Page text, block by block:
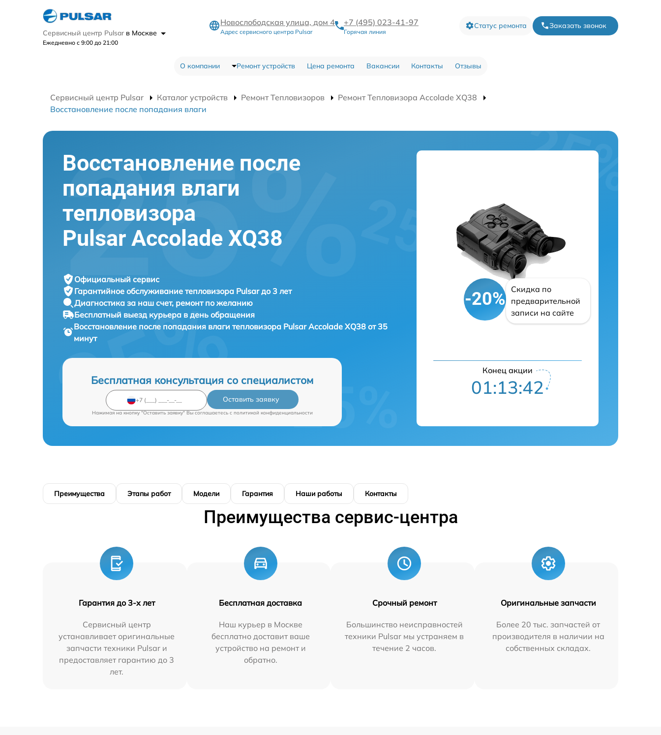
Сервисный центр Pulsar в Москве
Ежедневно с 9:00 до 21:00
Новослободская улица, дом 4
Адрес сервисного центра Pulsar
+7 (495) 023-41-97
Горячая линия
Статус ремонта Заказать звонок
О компании Ремонт устройств Цена ремонта Вакансии Контакты Отзывы
Сервисный центр Pulsar Каталог устройств Ремонт Тепловизоров
Ремонт Тепловизора Accolade XQ38
Восстановление после попадания влаги
Восстановление после
попадания влаги
тепловизора
Pulsar Accolade XQ38
Официальный сервис
Гарантийное обслуживание тепловизора Pulsar до 3 лет
Диагностика за наш счет, ремонт по желанию
Бесплатный выезд курьера в день обращения
Восстановление после попадания влаги тепловизора Pulsar Accolade XQ38 от 35
минут
Бесплатная консультация со специалистом
Оставить заявку
Нажимая на кнопку "Оставить заявку" Вы соглашаетесь c политикой конфиденциальности
-20%
Скидка по
предварительной
записи на сайте
Конец акции
01:13:41
Преимущества Этапы работ Модели Гарантия Наши работы Контакты
Преимущества сервис-центра
Гарантия до 3-х лет
Сервисный центр
устанавливает оригинальные
запчасти техники Pulsar и
предоставляет гарантию до 3
лет.
Бесплатная доставка
Наш курьер в Москве
бесплатно доставит ваше
устройство на ремонт и
обратно.
Срочный ремонт
Большинство неисправностей
техники Pulsar мы устраняем в
течение 2 часов.
Оригинальные запчасти
Более 20 тыс. запчастей от
производителя в наличии на
собственных складах.